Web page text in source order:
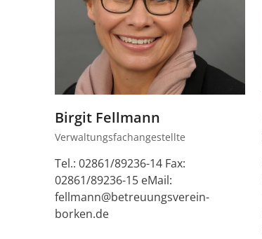
Birgit Fellmann
Verwaltungsfachangestellte
Tel.: 02861/89236-14 Fax:
02861/89236-15 eMail:
fellmann@betreuungsverein-
borken.de